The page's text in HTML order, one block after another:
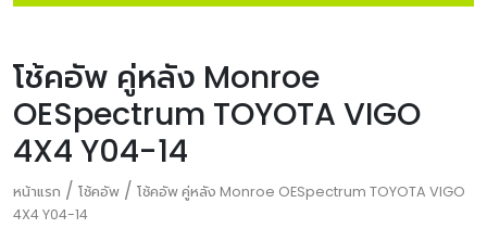
โช้คอัพ คู่หลัง Monroe
OESpectrum TOYOTA VIGO
4X4 Y04-14
หน้าแรก / โช้คอัพ / โช้คอัพ คู่หลัง Monroe OESpectrum TOYOTA VIGO
4X4 Y04-14